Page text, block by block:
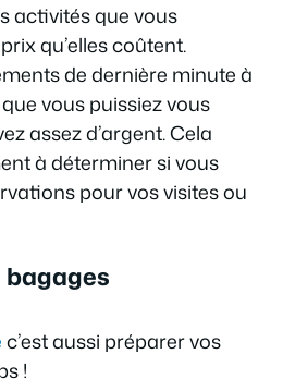
activités que vous
qu’elles coûtent.
de dernière minute à
vous puissiez vous
assez d’argent. Cela
à déterminer si vous
pour vos visites ou
bagages
c’est aussi préparer vos
!